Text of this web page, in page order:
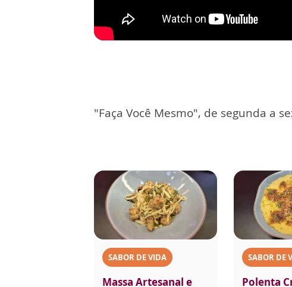
"Faça Você Mesmo", de segunda a
SABOR DE VIDA
Massa Artesanal e
SABOR DE
Polenta